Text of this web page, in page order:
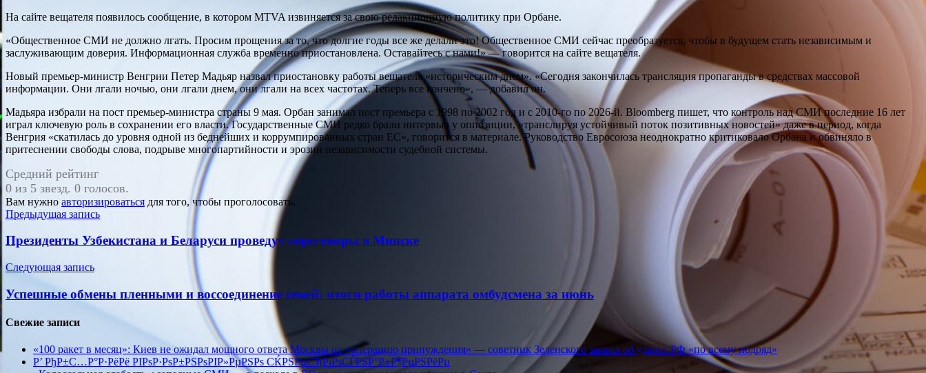
На сайте вещателя появилось сообщение, в котором MTVA извиняется за свою редакционную политику при Орбане.
«Общественное СМИ не должно лгать. Просим прощения за то, что долгие годы все же делали это! Общественное СМИ сейчас преобразуется, чтобы в будущем стать независимым и
заслуживающим доверия. Информационная служба временно приостановлена. Оставайтесь с нами!» — говорится на сайте вещателя.
Новый премьер-министр Венгрии Петер Мадьяр назвал приостановку работы вещателя «историческим днем». «Сегодня закончилась трансляция пропаганды в средствах массовой
информации. Они лгали ночью, они лгали днем, они лгали на всех частотах. Теперь все кончено», — добавил он.
Мадьяра избрали на пост премьер-министра страны 9 мая. Орбан занимал пост премьера с 1998 по 2002 год и с 2010-го по 2026-й. Bloomberg пишет, что контроль над СМИ последние 16 лет
играл ключевую роль в сохранении его власти. Государственные СМИ редко брали интервью у оппозиции, «транслируя устойчивый поток позитивных новостей» даже в период, когда
Венгрия «скатилась до уровня одной из беднейших и коррумпированных стран ЕС», говорится в материале. Руководство Евросоюза неоднократно критиковало Орбана и обвиняло в
притеснении свободы слова, подрыве многопартийности и эрозии независимости судебной системы.
Средний рейтинг
0 из 5 звезд. 0 голосов.
Вам нужно авторизироваться для того, чтобы проголосовать.
Навигация
по
записям
Предыдущая запись
Президенты Узбекистана и Беларуси проведут переговоры в Минске
Следующая запись
Успешные обмены пленными и воссоединение семей: итоги работы аппарата омбудсмена за июнь
Свежие записи
«100 ракет в месяц»: Киев не ожидал мощного ответа Москвы на «операцию принуждения» — советник Зеленского заявил об ударах РФ «по всему подряд»
Р’ РђР±С…Р°Р·РёРё РІРѕР·РѕР±РЅРѕРІР»РµРЅРѕ СЌРЅРµСЂРіРѕСЃРЅР°Р±Р¶РµРЅРёРµ